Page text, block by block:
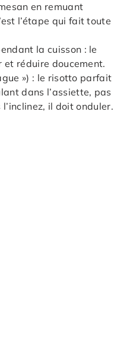
en remuant
l’étape qui fait toute
la cuisson : le
réduire doucement.
») : le risotto parfait
dans l’assiette, pas
il doit onduler.